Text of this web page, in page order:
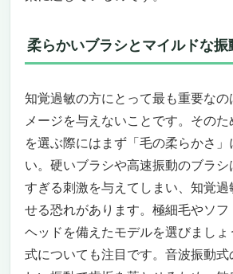
ソニッケアー プロテクトクリー
ム＞
ング体験を
知覚過敏の方に最適な優しい
激が怖い」「でもしっかり磨き
なたへ
優しさと高性能、どちらも妥
旅行にも、忙しい毎日にもぴ
誰に向いていて、誰にはちょ
電動歯ブラシ 音波式 SW2（
な歯と歯茎をやさしくケアする
柔らかいブラシとマイルドな振
知覚過敏の方にとって最も重要な
メージを与えないことです。その
を選ぶ際にはまず「毛の柔らかさ」
い。硬いブラシや高速振動のブラ
すぎる刺激を与えてしまい、知覚過
せる恐れがあります。極細毛やソフ
ヘッドを備えたモデルを選びまし
式についても注目です。音波振動